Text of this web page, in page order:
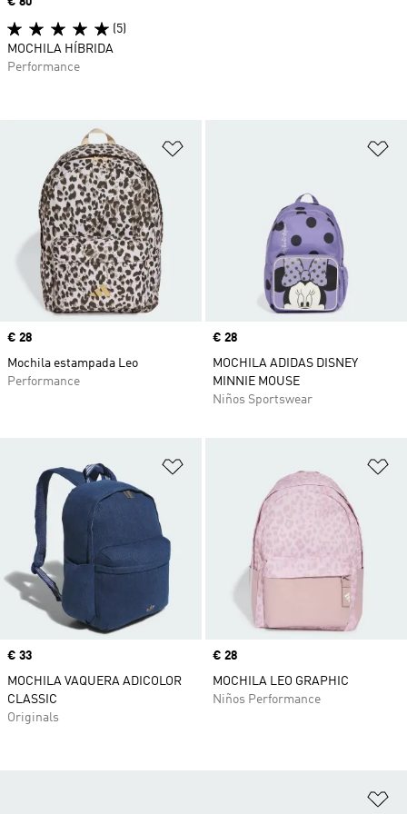
Precio
€ 28
Mochila estampada Leo
Performance
Precio
€ 28
MOCHILA ADIDAS DISNEY
MINNIE MOUSE
Niños Sportswear
Precio
€ 33
MOCHILA VAQUERA ADICOLOR
CLASSIC
Originals
Precio
€ 28
MOCHILA LEO GRAPHIC
Niños Performance
(5)
MOCHILA HÍBRIDA
Performance